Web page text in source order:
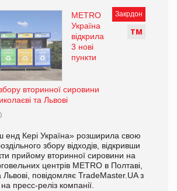
Закрдон
ТМ
METRO
Україна
відкрила
3 нові
пункти
вторинної сировини
та Львові
Кері Україна» розширила свою
збору відходів, відкривши
прийому вторинної сировини на
центрів METRO в Полтаві,
Львові, повідомляє TradeMaster.UA з
пресс-реліз компанії.